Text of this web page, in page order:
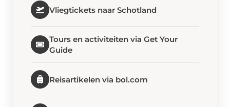
Vliegtickets naar Schotland
Tours en activiteiten via Get Your
Guide
Reisartikelen via bol.com